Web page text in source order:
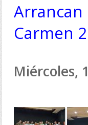
Arrancan
Carmen
Miércoles,